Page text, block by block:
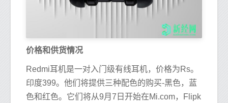
价格和供货情况
Redmi耳机是一对入门级有线耳机，价格为Rs。
印度399。他们将提供三种配色的购买-黑色，蓝
色和红色。它们将从9月7日开始在Mi.com，Flipk